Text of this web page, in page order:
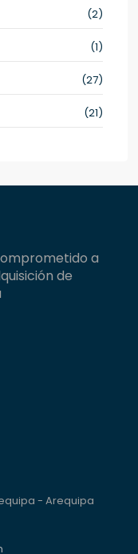
(2)
(1)
(27)
(21)
a
de
- Arequipa